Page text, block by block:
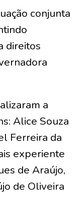
conjunta
direitos
a
Alice Souza
Ferreira da
experiente
de Araújo,
de Oliveira